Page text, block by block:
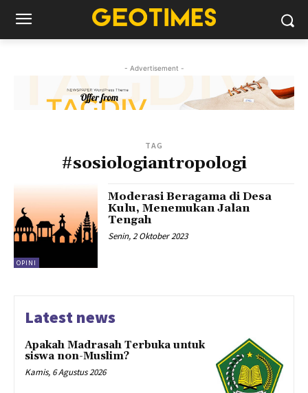
- Advertisement -
TAG
#sosiologiantropologi
OPINI
Moderasi Beragama di Desa
Kulu, Menemukan Jalan
Tengah
Senin, 2 Oktober 2023
Latest news
Apakah Madrasah Terbuka untuk
siswa non-Muslim?
Kamis, 6 Agustus 2026